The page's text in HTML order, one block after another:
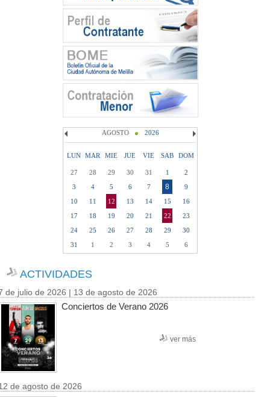
AGOSTO 2026
LUN MAR MIE JUE VIE SAB DOM
27 28 29 30 31 1
2
3
4 5 6 7 8
9
10
11 12 13 14 15
16
17
18 19 20 21 22
23
24
25 26 27 28 29
30
31
1 2 3 4 5 6
ACTIVIDADES
de julio de 2026 | 13 de agosto de 2026
Conciertos de Verano 2026
ver más
de agosto de 2026